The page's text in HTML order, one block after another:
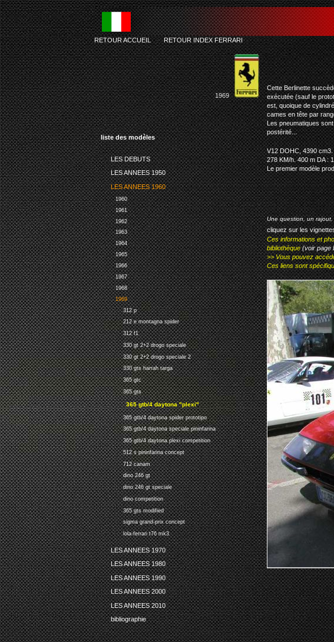
liste des modèles
LES DEBUTS
LES ANNEES 1950
LES ANNEES 1960
1960
1961
1962
1963
1964
1965
1966
1967
1968
1969
312 p
212 e montagna spider
312 f1
330 gt 2+2 drogo speciale
330 gt 2+2 drogo speciale 2
330 gts harrah targa
365 gtc
365 gts
365 gtb/4 daytona "plexi"
365 gtb/4 daytona spider prototipo
365 gtb/4 daytona speciale pininfarina
365 gtb/4 daytona plexi competition
512 s pininfarina concept
712 canam
dino 246 gt
dino 246 gt speciale
dino competition
365 gts modified
sigma grand-prix concept
lola-ferrari t76 mk3
LES ANNEES 1970
LES ANNEES 1980
LES ANNEES 1990
LES ANNEES 2000
LES ANNEES 2010
bibliographie
RETOUR ACCUEIL-RETOUR INDEX FERRARI
1969
Cette Berlinette
exécutée (sauf le
est, quoique de
cames en tête par
Les pneumatiques
postérité...
V12 DOHC, 4390
278 KM/h. 400 m DA :
Le premier modèle
Une question, un
cliquez sur les
Ces informations et
bibliothèque(voir page
>> Vous pouvez
Ces liens sont